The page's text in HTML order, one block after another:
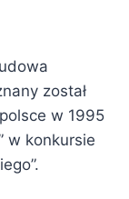
został
w 1995
w konkursie